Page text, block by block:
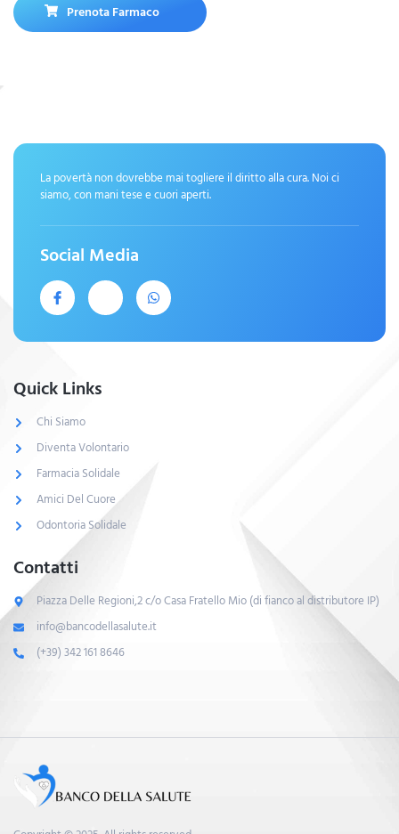
Prenota Farmaco
La povertà non dovrebbe mai togliere il diritto alla cura. Noi ci
siamo, con mani tese e cuori aperti.
Social Media
Quick Links
Chi Siamo
Diventa Volontario
Farmacia Solidale
Amici Del Cuore
Odontoria Solidale
Contatti
Piazza Delle Regioni,2 c/o Casa Fratello Mio (di fianco al distributore IP)
info@bancodellasalute.it
(+39) 342 161 8646